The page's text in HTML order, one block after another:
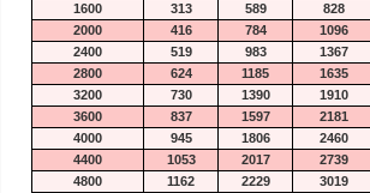
1600
313 589 828
2000
416 784 1096
2400
519 983 1367
2800
624 1185 1635
3200
730 1390 1910
3600
837 1597 2181
4000
945 1806 2460
4400
1053 2017 2739
4800
1162 2229 3019